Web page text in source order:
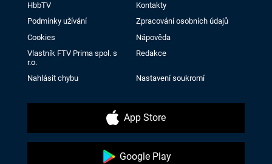
HbbTV
Kontakty
Podmínky užívání
Zpracování osobních údajů
Cookies
Nápověda
Vlastník FTV Prima spol. s
r.o.
Redakce
Nahlásit chybu Nastavení soukromí
App Store
Google Play